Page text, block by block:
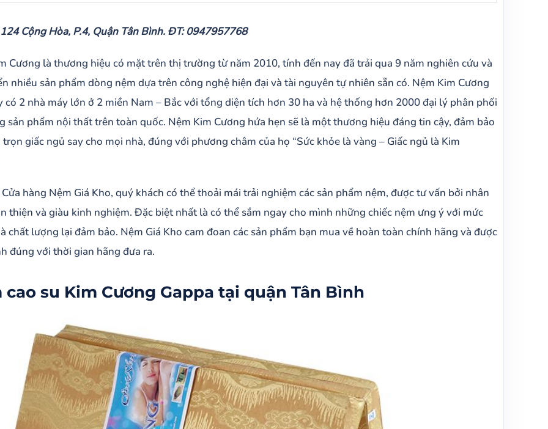
Cộng Hòa, P.4, Quận Tân Bình. ĐT: 0947957768
Cương là thương hiệu có mặt trên thị trường từ năm 2010, tính đến nay đã trải qua 9 năm nghiên cứu và
nhiều sản phẩm dòng nệm dựa trên công nghệ hiện đại và tài nguyên tự nhiên sẵn có. Nệm Kim Cương
có 2 nhà máy lớn ở 2 miền Nam – Bắc với tổng diện tích hơn 30 ha và hệ thống hơn 2000 đại lý phân phối
sản phẩm nội thất trên toàn quốc. Nệm Kim Cương hứa hẹn sẽ là một thương hiệu đáng tin cậy, đảm bảo
giấc ngủ say cho mọi nhà, đúng với phương châm của họ “Sức khỏe là vàng – Giấc ngủ là Kim
hàng Nệm Giá Kho, quý khách có thể thoải mái trải nghiệm các sản phẩm nệm, được tư vấn bởi nhân
thiện và giàu kinh nghiệm. Đặc biệt nhất là có thể sắm ngay cho mình những chiếc nệm ưng ý với mức
chất lượng lại đảm bảo. Nệm Giá Kho cam đoan các sản phẩm bạn mua về hoàn toàn chính hãng và được
đúng với thời gian hãng đưa ra.
cao su Kim Cương Gappa tại quận Tân Bình